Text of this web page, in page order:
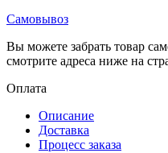
Самовывоз
Вы можете забрать товар
смотрите адреса ниже на
Оплата
Описание
Доставка
Процесс заказа